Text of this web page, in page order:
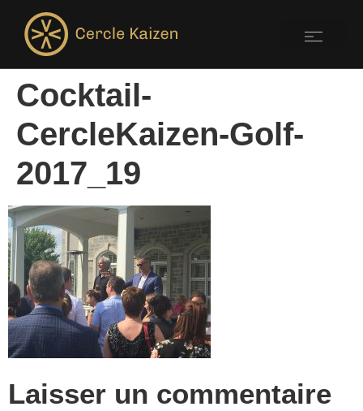
Cocktail-
CercleKaizen-Golf-
2017_19
Laisser un commentaire